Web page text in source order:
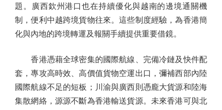
題。廣西欽州港口也在持續優化與越南的邊境通關機
制，便利中越跨境貨物往來。這些制度經驗，為香港簡
化與內地的跨境轉運及報關手續提供重要借鏡。
香港憑藉全球密集的國際航線、完備冷鏈及快件配
套，專攻高時效、高價值貨物空運出口，彌補西部內陸
國際航線不足的短板；川渝與廣西則憑龐大貨源和陸海
集散網絡，源源不斷為香港輸送貨源。未來香港可與北